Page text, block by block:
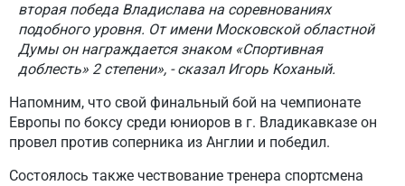
вторая победа Владислава на соревнованиях
подобного уровня. От имени Московской областной
Думы он награждается знаком «Спортивная
доблесть» 2 степени», - сказал Игорь Коханый.
Напомним, что свой финальный бой на чемпионате
Европы по боксу среди юниоров в г. Владикавказе он
провел против соперника из Англии и победил.
Состоялось также чествование тренера спортсмена